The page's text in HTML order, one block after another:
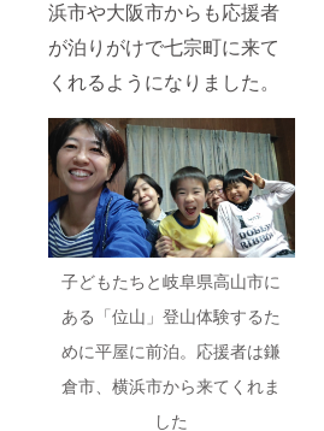
浜市や大阪市からも応援者
が泊りがけで七宗町に来て
くれるようになりました。
子どもたちと岐阜県高山市に
ある「位山」登山体験するた
めに平屋に前泊。応援者は鎌
倉市、横浜市から来てくれま
した